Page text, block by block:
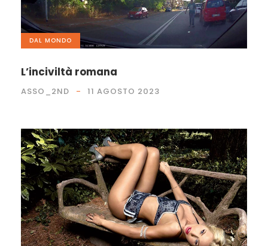
DAL MONDO
L’inciviltà romana
ASSO_2ND 11 AGOSTO 2023